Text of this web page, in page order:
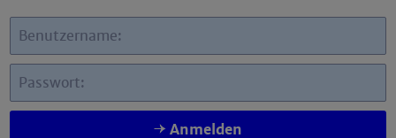
Benutzername:
Passwort:
Anmelden